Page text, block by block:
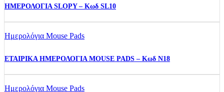
ΗΜΕΡΟΛΟΓΙΑ SLOPY – Κωδ SL10
Ημερολόγια Mouse Pads
ΕΤΑΙΡΙΚΑ ΗΜΕΡΟΛΟΓΙΑ MOUSE PADS – Κωδ N18
Ημερολόγια Mouse Pads